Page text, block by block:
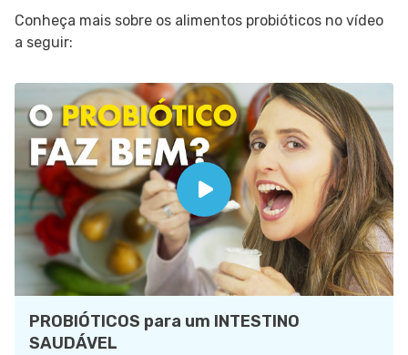
Conheça mais sobre os alimentos probióticos no vídeo
a seguir:
PROBIÓTICOS para um INTESTINO
SAUDÁVEL